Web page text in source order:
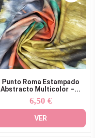
Punto Roma Estampado
Abstracto Multicolor –...
Precio
6,50 €
VER